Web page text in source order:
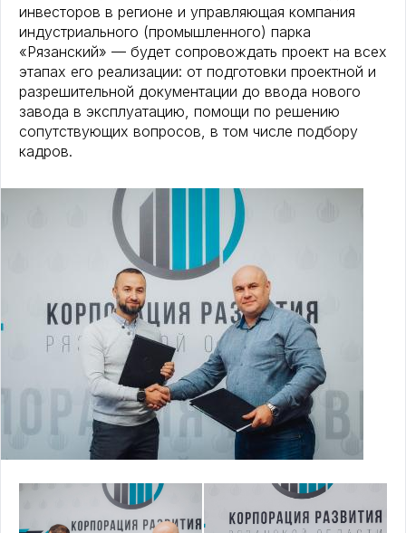
инвесторов в регионе и управляющая компания
индустриального (промышленного) парка
«Рязанский» — будет сопровождать проект на всех
этапах его реализации: от подготовки проектной и
разрешительной документации до ввода нового
завода в эксплуатацию, помощи по решению
сопутствующих вопросов, в том числе подбору
кадров.